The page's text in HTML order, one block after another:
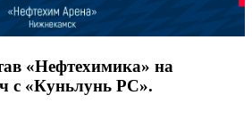
«Нефтехимика» на
с «Куньлунь РС».